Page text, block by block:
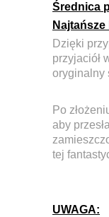
Średnica
Dzięki
przyjaciół
oryginalny
Po
aby
tej
UWAGA: